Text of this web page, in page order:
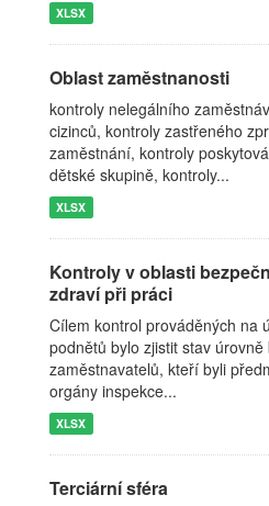
XLSX
Oblast zaměstnanosti
kontroly nelegálního
cizinců, kontroly zastřeného
zaměstnání, kontroly
dětské skupině, kontroly...
XLSX
Kontroly v oblasti
zdraví při práci
Cílem kontrol prováděných na
podnětů bylo zjistit stav
zaměstnavatelů, kteří byli
orgány inspekce...
XLSX
Terciární sféra